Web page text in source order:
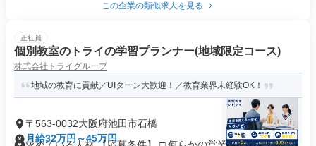
この企業の類似求人を見る
正社員
個別教室のトライの学習プランナー(地域限定コース)
株式会社トライグループ
地域の教育に貢献／UIターン大歓迎！／教育業界未経験OK！
〒563-0032大阪府池田市石橋
月給32万円～45万円